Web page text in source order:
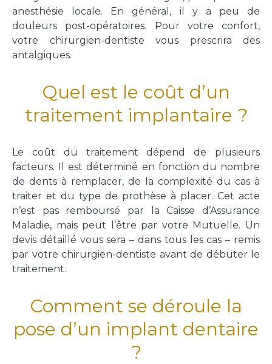
anesthésie locale. En général, il y a peu de
douleurs post-opératoires. Pour votre confort,
votre chirurgien-dentiste vous prescrira des
antalgiques.
Quel est le coût d’un
traitement implantaire ?
Le coût du traitement dépend de plusieurs
facteurs. Il est déterminé en fonction du nombre
de dents à remplacer, de la complexité du cas à
traiter et du type de prothèse à placer. Cet acte
n’est pas remboursé par la Caisse d’Assurance
Maladie, mais peut l’être par votre Mutuelle. Un
devis détaillé vous sera – dans tous les cas – remis
par votre chirurgien-dentiste avant de débuter le
traitement.
Comment se déroule la
pose d’un implant dentaire
?